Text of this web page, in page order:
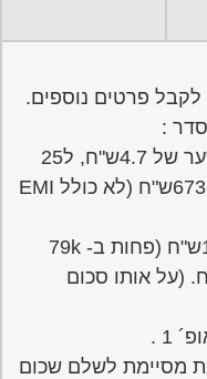
פרטים נוספים.
:
באופציה הראשונה , 250k$ לפי שער של 4.7ש"ח, ל25
שנה, ריבית 4.8% את תשלמי כ- 6733ש"ח (לא כולל EMI
אופצ´ 2, הסכום המוצג הוא 1096kש"ח (פחות ב- 79k
הוא כ- 7400ש"ח. (על אותו סכום
.
נוספים : באופ´ 2 את מסיימת לשלם שכום